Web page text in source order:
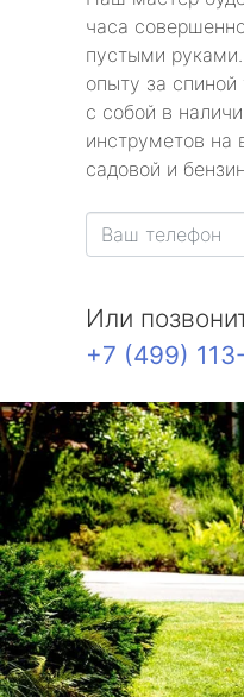
часа
пустыми
опыту за спиной
с собой в
инструметов на
садовой и
Или
+7 (499)